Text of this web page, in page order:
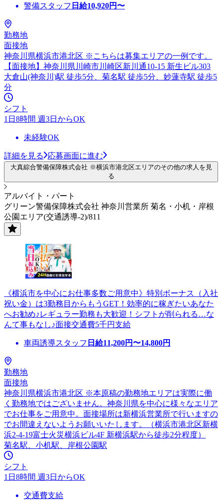
警備スタッフ 日給10,920円〜
勤務地
面接地
神奈川県横浜市港北区 ※こちらは募集エリアの一例です。
【面接地】神奈川県川崎市川崎区新川通10-15 新生ビル303
大倉山(神奈川)駅 徒歩5分、菊名駅 徒歩5分、妙蓮寺駅 徒歩5
分
シフト
1日8時間 週3日からOK
未経験OK
詳細を見る 応募画面に進む
大真綜合警備保障株式会社 ※横浜市港北区エリアのその他の求人を見
る
アルバイト・パート
グリーン警備保障株式会社 神奈川営業所 菊名・小机・岸根
公園エリア(交通誘導-2)/811
《横浜市を中心にお仕事多数ご用意中》特別ボーナス（入社
祝い金）は3勤務目からもうGET！効率的に稼ぎたいあなた
へお勧め♪レギュラー勤務も大歓迎！シフトが削られる…な
んて事もなし♪面接交通費5千円支給
車両誘導スタッフ 日給11,200円〜14,800円
勤務地
面接地
神奈川県横浜市港北区 ※本原稿の勤務地エリアは実際に働
く勤務地ではございません。神奈川県を中心に様々なエリア
でお仕事をご用意中。面接場所は新横浜営業所で行いますの
でお間違えないようお願いいたします。（横浜市港北区新横
浜2-4-19富士火災横浜ビル4F 新横浜駅から徒歩2分程度）
菊名駅、小机駅、岸根公園駅
シフト
1日8時間 週3日からOK
交通費支給